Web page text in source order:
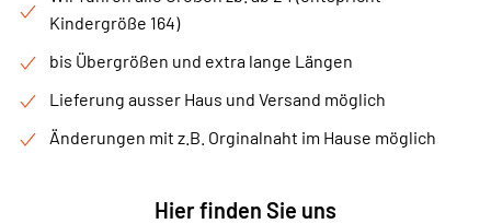
Kindergröße 164)
bis Übergrößen und extra lange Längen
Lieferung ausser Haus und Versand möglich
Änderungen mit z.B. Orginalnaht im Hause möglich
Hier finden Sie uns